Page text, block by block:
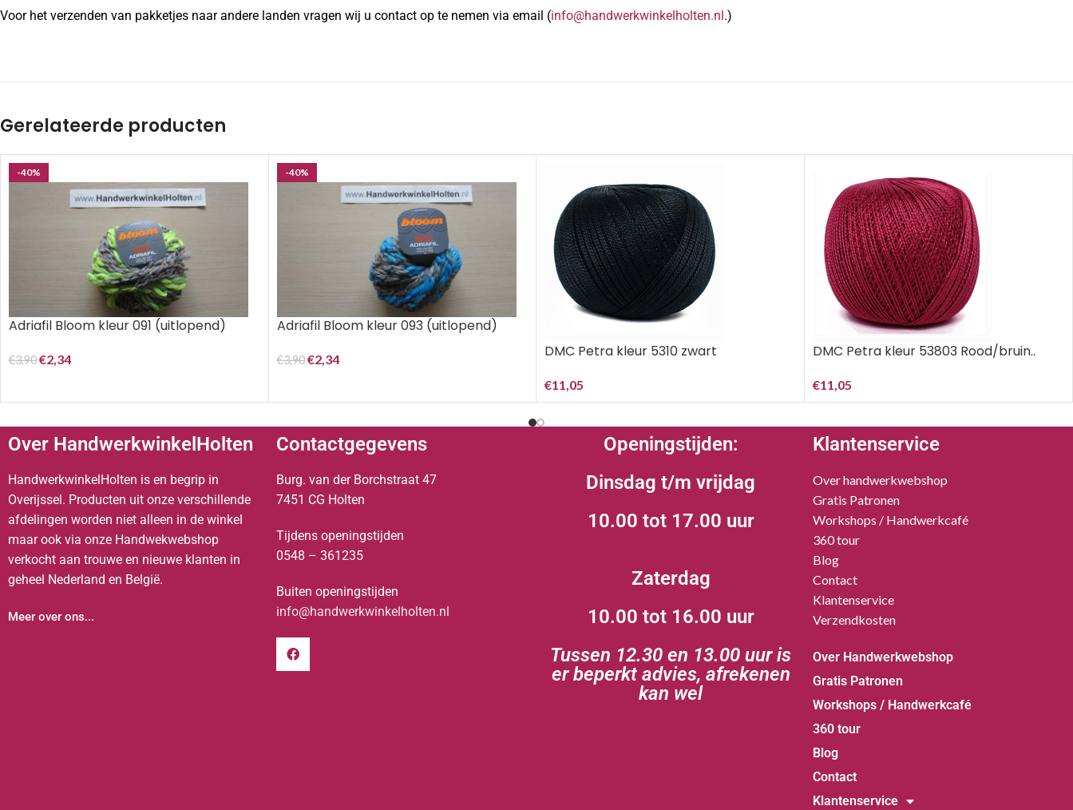
Voor het verzenden van pakketjes naar andere landen vragen wij u contact op te nemen via email (info@handwerkwinkelholten.nl.)
Gerelateerde producten
-40%
Adriafil Bloom kleur 091 (uitlopend)
€3,90€2,34
-40%
Adriafil Bloom kleur 093 (uitlopend)
€3,90 €2,34 DMC Petra kleur 5310 zwart
€11,05
DMC Petra kleur 53803 Rood/bruin..
€11,05
Over HandwerkwinkelHolten
HandwerkwinkelHolten is en begrip in
Overijssel. Producten uit onze verschillende
afdelingen worden niet alleen in de winkel
maar ook via onze Handwekwebshop
verkocht aan trouwe en nieuwe klanten in
geheel Nederland en België.
Meer over ons...
Contactgegevens
Burg. van der Borchstraat 47
7451 CG Holten
Tijdens openingstijden
0548 – 361235
Buiten openingstijden
info@handwerkwinkelholten.nl
Openingstijden:
Dinsdag t/m vrijdag
10.00 tot 17.00 uur
Zaterdag
10.00 tot 16.00 uur
Tussen 12.30 en 13.00 uur is
er beperkt advies, afrekenen
kan wel
Klantenservice
Over handwerkwebshop
Gratis Patronen
Workshops / Handwerkcafé
360 tour
Blog
Contact
Klantenservice
Verzendkosten
Over Handwerkwebshop
Gratis Patronen
Workshops / Handwerkcafé
360 tour
Blog
Contact
Klantenservice